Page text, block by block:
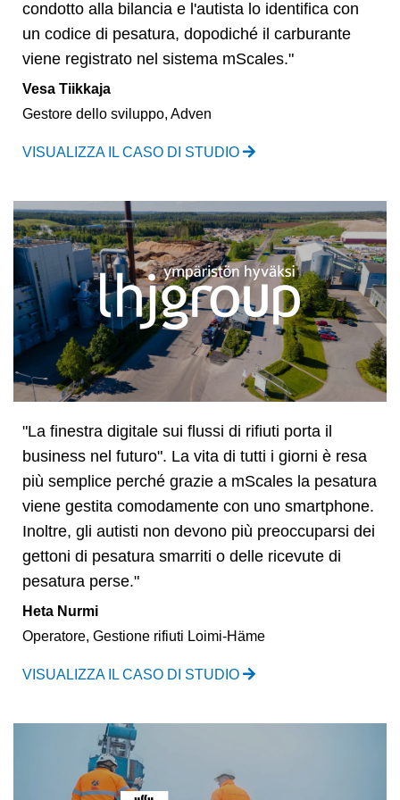
condotto alla bilancia e l'autista lo identifica con
un codice di pesatura, dopodiché il carburante
viene registrato nel sistema mScales."
Vesa Tiikkaja
Gestore dello sviluppo, Adven
VISUALIZZA IL CASO DI STUDIO
"La finestra digitale sui flussi di rifiuti porta il
business nel futuro". La vita di tutti i giorni è resa
più semplice perché grazie a mScales la pesatura
viene gestita comodamente con uno smartphone.
Inoltre, gli autisti non devono più preoccuparsi dei
gettoni di pesatura smarriti o delle ricevute di
pesatura perse."
Heta Nurmi
Operatore, Gestione rifiuti Loimi-Häme
VISUALIZZA IL CASO DI STUDIO